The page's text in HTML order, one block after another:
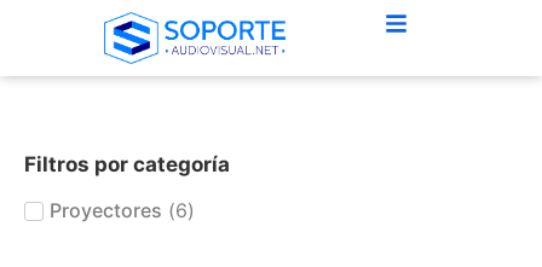
Filtros por categoría
Proyectores (6)